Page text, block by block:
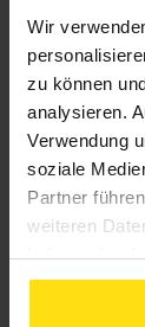
Wir
zu können
analysieren.
Verwendung
soziale
Partner
weiteren
haben oder
gesammelt
können Sie
Sehr